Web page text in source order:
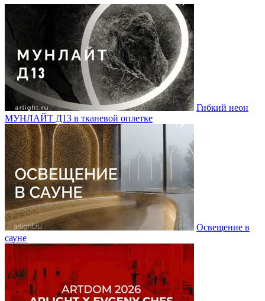
Гибкий неон
МУНЛАЙТ Д13 в тканевой оплетке
Освещение в
сауне